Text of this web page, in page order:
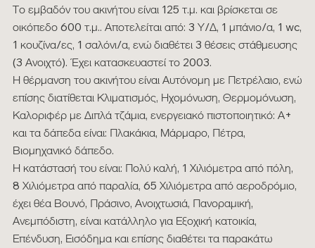
Το εμβαδόν του ακινήτου είναι 125 τ.μ. και βρίσκεται σε
οικόπεδο 600 τ.μ.. Αποτελείται από: 3 Υ/Δ, 1 μπάνιο/α, 1 wc,
1 κουζίνα/ες, 1 σαλόνι/α, ενώ διαθέτει 3 θέσεις στάθμευσης
(3 Ανοιχτό). Έχει κατασκευαστεί το 2003.
Η θέρμανση του ακινήτου είναι Αυτόνομη με Πετρέλαιο, ενώ
επίσης διατίθεται Κλιματισμός, Ηχομόνωση, Θερμομόνωση,
Καλοριφέρ με Διπλά τζάμια, ενεργειακό πιστοποιητικό: Α+
και τα δάπεδα είναι: Πλακάκια, Μάρμαρο, Πέτρα,
Βιομηχανικό δάπεδο.
Η κατάστασή του είναι: Πολύ καλή, 1 Χιλιόμετρα από πόλη,
8 Χιλιόμετρα από παραλία, 65 Χιλιόμετρα από αεροδρόμιο,
έχει θέα Βουνό, Πράσινο, Ανοιχτωσιά, Πανοραμική,
Ανεμπόδιστη, είναι κατάλληλο για Εξοχική κατοικία,
Επένδυση, Εισόδημα και επίσης διαθέτει τα παρακάτω